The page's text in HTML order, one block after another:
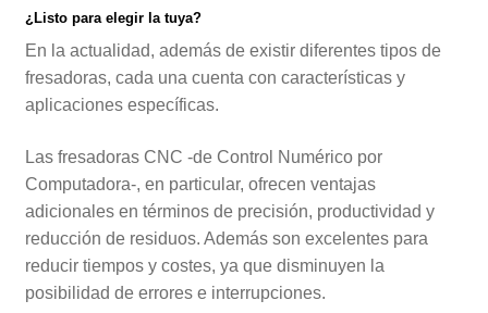
¿Listo para elegir la tuya?
En la actualidad, además de existir diferentes tipos de
fresadoras, cada una cuenta con características y
aplicaciones específicas.
Las fresadoras CNC -de Control Numérico por
Computadora-, en particular, ofrecen ventajas
adicionales en términos de precisión, productividad y
reducción de residuos. Además son excelentes para
reducir tiempos y costes, ya que disminuyen la
posibilidad de errores e interrupciones.